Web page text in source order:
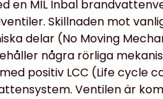
en MIL Inbal
Skillnaden mot
delar (No Moving
några rörliga
positiv LCC (Life cycle
Ventilen är